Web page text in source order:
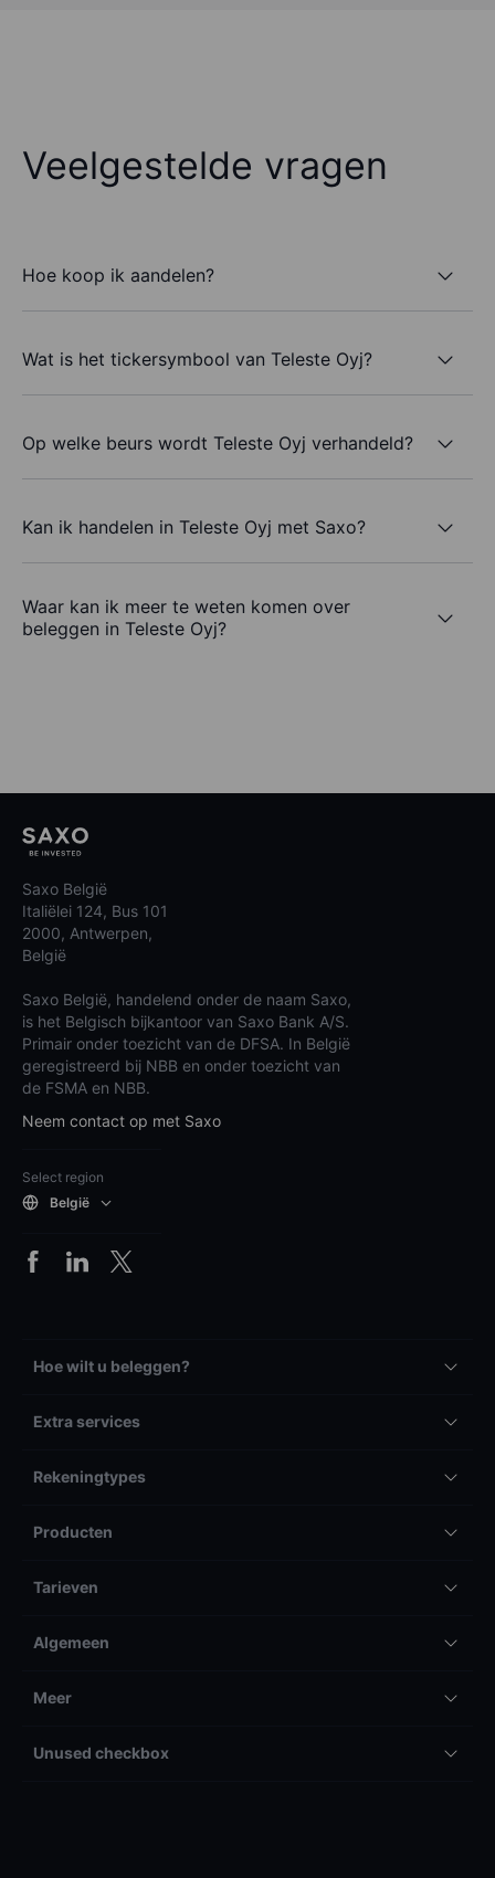
Veelgestelde vragen
Hoe koop ik aandelen?
Wat is het tickersymbool van Teleste Oyj?
Op welke beurs wordt Teleste Oyj verhandeld?
Kan ik handelen in Teleste Oyj met Saxo?
Waar kan ik meer te weten komen over
beleggen in Teleste Oyj?
Saxo België
Italiëlei 124, Bus 101
2000, Antwerpen,
België
Saxo België, handelend onder de naam Saxo,
is het Belgisch bijkantoor van Saxo Bank A/S.
Primair onder toezicht van de DFSA. In België
geregistreerd bij NBB en onder toezicht van
de FSMA en NBB.
Neem contact op met Saxo
Select region
België
Hoe wilt u beleggen?
Extra services
Rekeningtypes
Producten
Tarieven
Algemeen
Meer
Unused checkbox